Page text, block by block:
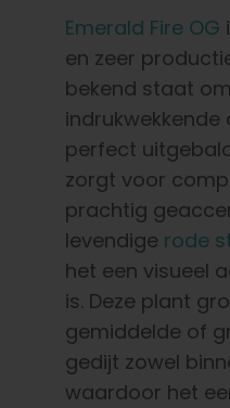
Emerald Fire OG
en zeer
bekend staat
indrukwekkende
perfect
zorgt voor
prachtig
levendige rode
het een visueel
is. Deze plant
gemiddelde of
gedijt zowel
waardoor het